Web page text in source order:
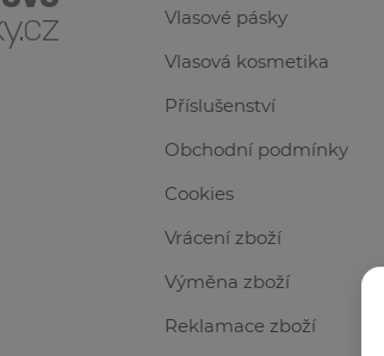
Vlasové pásky
Vlasová kosmetika
Příslušenství
Obchodní podmínky
Cookies
Vrácení zboží
Výměna zboží
Reklamace zboží